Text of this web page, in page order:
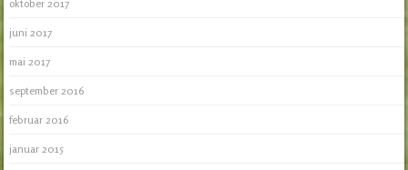
oktober 2017
juni 2017
mai 2017
september 2016
februar 2016
januar 2015